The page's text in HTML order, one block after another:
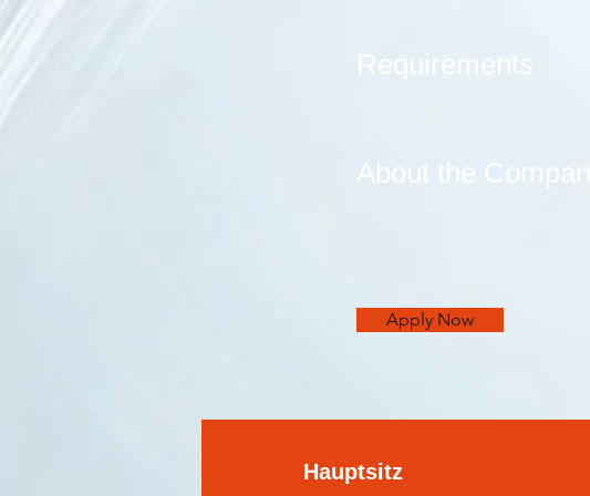
Requirements
About the Company
Apply Now
Hauptsitz